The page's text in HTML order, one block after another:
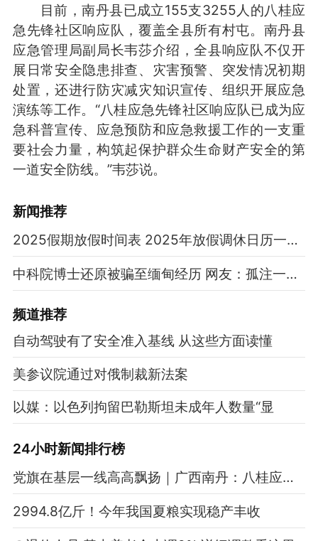
目前，南丹县已成立155支3255人的八桂应
急先锋社区响应队，覆盖全县所有村屯。南丹县
应急管理局副局长韦莎介绍，全县响应队不仅开
展日常安全隐患排查、灾害预警、突发情况初期
处置，还进行防灾减灾知识宣传、组织开展应急
演练等工作。“八桂应急先锋社区响应队已成为应
急科普宣传、应急预防和应急救援工作的一支重
要社会力量，构筑起保护群众生命财产安全的第
一道安全防线。”韦莎说。
新闻推荐
2025假期放假时间表 2025年放假调休日历一览表
中科院博士还原被骗至缅甸经历 网友：孤注一掷现实版
频道推荐
自动驾驶有了安全准入基线 从这些方面读懂
美参议院通过对俄制裁新法案
以媒：以色列拘留巴勒斯坦未成年人数量“显
24小时新闻排行榜
党旗在基层一线高高飘扬｜广西南丹：八桂应急先锋社区响应队筑牢基层应急防线
2994.8亿斤！今年我国夏粮实现稳产丰收